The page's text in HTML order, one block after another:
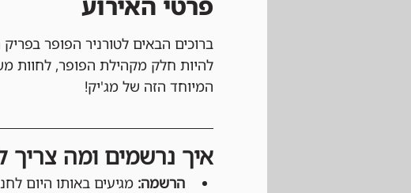
ברוכים הבאים לטורניר הפופר
להיות חלק מקהילת הפופר, לחוות
המיוחד הזה של מג'יק!
איך נרשמים ומה צריך
הרשמה: מגיעים באותו היום